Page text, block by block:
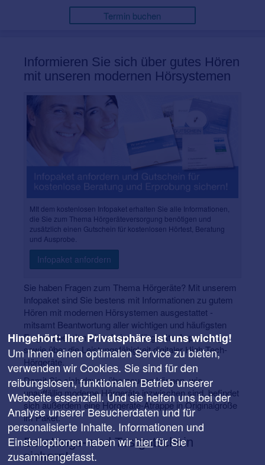
Termin buchen
Informieren Sie sich über gutes Hören
mit unseren modernen Hörsystemen
MIt dem kostenlosen Infopaket erhalten Sie alle Informationen,
die Sie zum Thema Hörgeräteversorgung benötigen und
zusätzlich einen Gutschein für kostenlosen Hörtest, Beratung
und Ausprobe.
Infopaket anfordern
Sie haben Fragen zum Thema Hörgeräte? Mit unserem
Infopaket sind Sie bestens mit Informationen zu gutem
Hören mit modernen Hörsystemen ausgestattet -
mitsamt Beantwortung aller wichtigen und häufigsten
Fragen über den Ablauf einer Hörgeräte-Anpassung
sowie über die Leistungsfähigkeit digitaler High-Tech-
Hörgeräte.
Damit Sie sich davon überzeugen können, wie
unauffällig moderne Hörgeräte inzwischen sind, befindet
sich außerdem eine Hörgeräte-Atrappe in Originalgröße
im Paket.
Beratungs- und Testgutschein
sichern!
Hingehört: Ihre Privatsphäre ist uns wichtig!
Um Ihnen einen optimalen Service zu bieten,
verwenden wir Cookies. Sie sind für den
reibungslosen, funktionalen Betrieb unserer
Webseite essenziell. Und sie helfen uns bei der
Analyse unserer Besucherdaten und für
personalisierte Inhalte. Informationen und
Einstelloptionen haben wirhierfür Sie
zusammengefasst.